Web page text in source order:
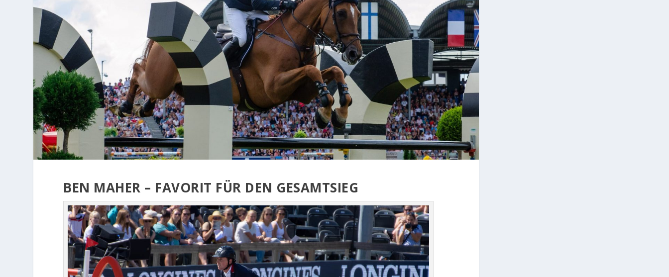
BEN MAHER – FAVORIT FÜR DEN GESAMTSIEG